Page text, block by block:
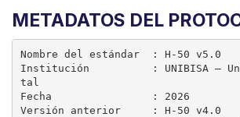
METADATOS DEL
Nombre del estándar  : H-50 v5.0
Institución          : UNIBISA –
tal
Fecha                : 2026
Versión anterior     : H-50 v4.0